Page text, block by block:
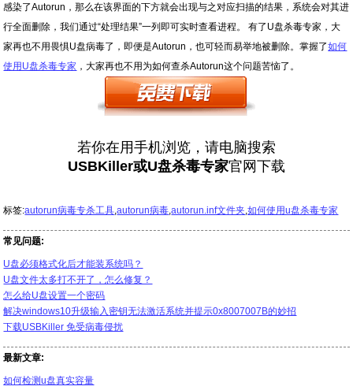
感染了Autorun，那么在该界面的下方就会出现与之对应扫描的结果，系统会对其进
行全面删除，我们通过“处理结果”一列即可实时查看进程。 有了U盘杀毒专家，大
家再也不用畏惧U盘病毒了，即便是Autorun，也可轻而易举地被删除。掌握了如何
使用U盘杀毒专家 ，大家再也不用为如何查杀Autorun这个问题苦恼了。
若你在用手机浏览，请电脑搜索
USBKiller或U盘杀毒专家官网下载
标签:autorun病毒专杀工具 ,autorun病毒 ,autorun.inf文件夹 ,如何使用u盘杀毒专家
常见问题:
U盘必须格式化后才能装系统吗？
U盘文件太多打不开了，怎么修复？
怎么给U盘设置一个密码
解决windows10升级输入密钥无法激活系统并提示0x8007007B的妙招
下载USBKiller 免受病毒侵扰
最新文章:
如何检测u盘真实容量